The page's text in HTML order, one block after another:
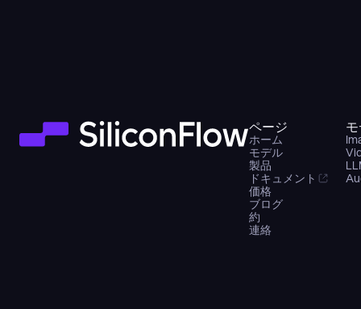
ページ
ホーム
モデル
製品
ドキュメント
価格
ブログ
約
連絡